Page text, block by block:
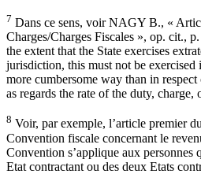
7 Dans ce sens, voir NAGY B., «
Charges/Charges Fiscales », op. cit.,
the extent that the State exercises
jurisdiction, this must not be exercised
more cumbersome way than in
as regards the rate of the duty, charge,
8 Voir, par exemple, l’article premier
Convention fiscale concernant le
Convention s’applique aux personnes
Etat contractant ou des deux Etats